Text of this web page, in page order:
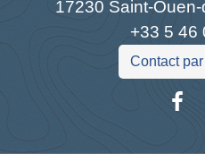
17230 Saint-
+33 5 46
Contact